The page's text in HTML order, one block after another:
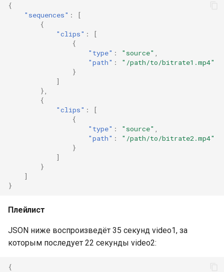
{
"sequences" :
[
{
"clips" :
[
{
"type" : "source"
"path" :
"/path/to/bitrate1.mp4"
}
]
},
{
"clips" :
[
{
"type" : "source"
"path" :
"/path/to/bitrate2.mp4"
}
]
}
]
}
Плейлист
JSON ниже воспроизведёт 35 секунд video1, за
которым последует 22 секунды video2:
{